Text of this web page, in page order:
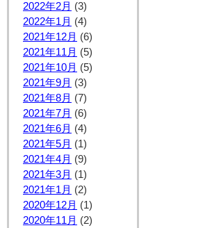
2022年2月 (3)
2022年1月 (4)
2021年12月 (6)
2021年11月 (5)
2021年10月 (5)
2021年9月 (3)
2021年8月 (7)
2021年7月 (6)
2021年6月 (4)
2021年5月 (1)
2021年4月 (9)
2021年3月 (1)
2021年1月 (2)
2020年12月 (1)
2020年11月 (2)